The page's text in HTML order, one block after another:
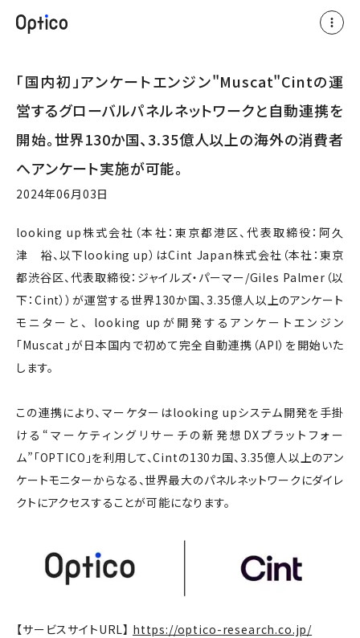
ABOUT
「国内初」アンケートエンジン"Muscat"Cintの運
営するグローバルパネルネットワークと自動連携を
開始。世界130か国、3.35億人以上の海外の消費者
へアンケート実施が可能。
2024年06月03日
looking up株式会社（本社：東京都港区、代表取締役：阿久
津 裕、以下looking up）はCint Japan株式会社（本社：東京
都渋谷区、代表取締役：ジャイルズ・パーマー/Giles Palmer（以
下：Cint））が運営する世界130か国、3.35億人以上のアンケート
モニターと、 looking upが開発するアンケートエンジン
「Muscat」が日本国内で初めて完全自動連携（API）を開始いた
します。
この連携により、マーケターはlooking upシステム開発を手掛
ける“マーケティングリサーチの新発想DXプラットフォー
ム”「OPTICO」を利用して、Cintの130カ国、3.35億人以上のアン
ケートモニターからなる、世界最大のパネルネットワークにダイレ
クトにアクセスすることが可能になります。
【サービスサイトURL】 https://optico-research.co.jp/